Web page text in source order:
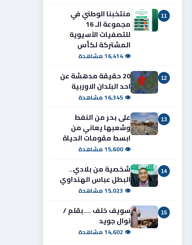
11
منتخبنا الوطني في
مجموعة الـ 16
للتصفيات الآسيوية
المشتركة لكأس
👁 16,414 مشاهدة
12
20 حقيقة مدهشة عن
احد البلدان الاوربية
👁 16,345 مشاهدة
13
على بحر من النفط
وشعبها يعاني من
ابسط مقومات الحياة
👁 15,600 مشاهدة
14
شخصية من بلادي..
البطل عباس الهنداوي
👁 15,023 مشاهدة
15
سويف خلف ....بقلم /
نوال جويد
👁 14,602 مشاهدة